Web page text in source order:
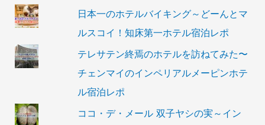
日本一のホテルバイキング～どーんとマ
ルスコイ！知床第一ホテル宿泊レポ
テレサテン終焉のホテルを訪ねてみた〜
チェンマイのインペリアルメーピンホテ
ル宿泊レポ
ココ・デ・メール 双子ヤシの実～イン